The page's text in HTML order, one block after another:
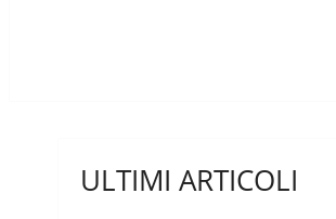
ULTIMI ARTICOLI